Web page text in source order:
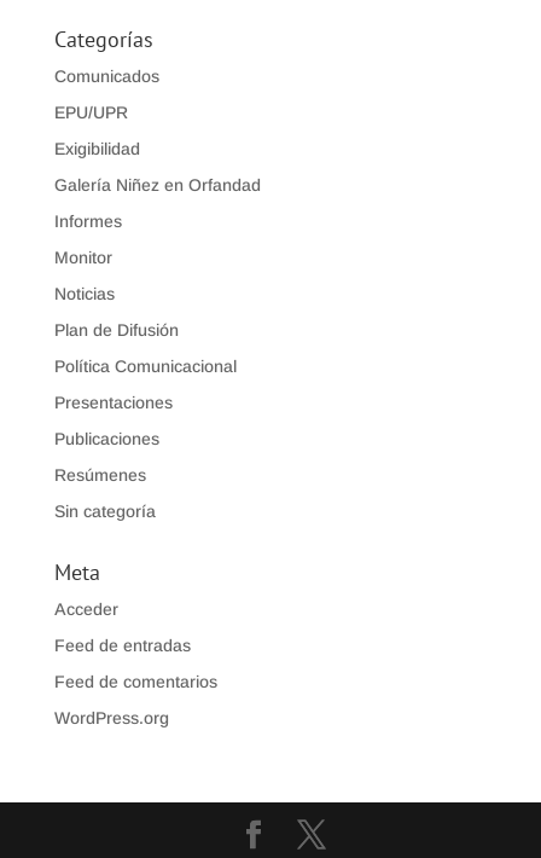
Categorías
Comunicados
EPU/UPR
Exigibilidad
Galería Niñez en Orfandad
Informes
Monitor
Noticias
Plan de Difusión
Política Comunicacional
Presentaciones
Publicaciones
Resúmenes
Sin categoría
Meta
Acceder
Feed de entradas
Feed de comentarios
WordPress.org